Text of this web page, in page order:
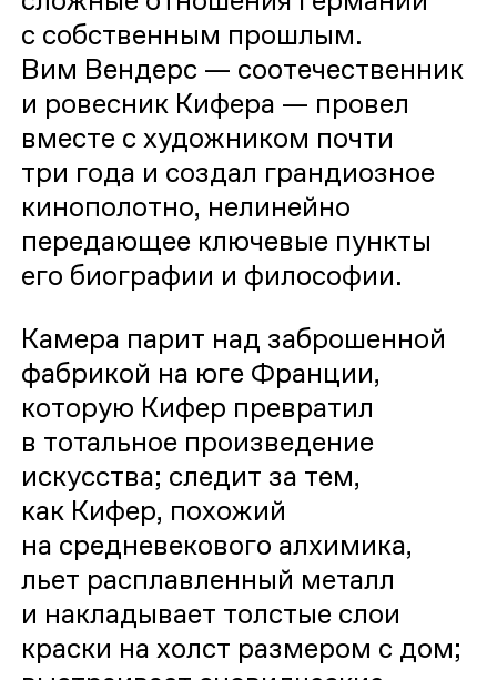
с собственным прошлым.
Вим Вендерс — соотечественник
и ровесник Кифера — провел
вместе с художником почти
три года и создал грандиозное
кинополотно, нелинейно
передающее ключевые пункты
его биографии и философии.
Камера парит над заброшенной
фабрикой на юге Франции,
которую Кифер превратил
в тотальное произведение
искусства; следит за тем,
как Кифер, похожий
на средневекового алхимика,
льет расплавленный металл
и накладывает толстые слои
краски на холст размером с дом;